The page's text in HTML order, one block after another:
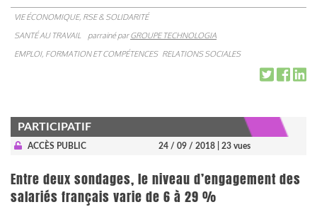
VIE ÉCONOMIQUE, RSE & SOLIDARITÉ
SANTÉ AU TRAVAIL
parrainé parGROUPE TECHNOLOGIA
EMPLOI, FORMATION ET COMPÉTENCES RELATIONS SOCIALES
PARTICIPATIF
ACCÈS PUBLIC 24 / 09 / 2018 | 23 vues
Entre deux sondages, le niveau d’engagement des
salariés français varie de 6 à 29 %